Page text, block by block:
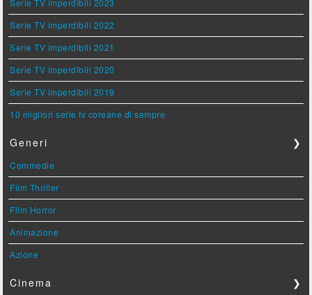
Serie TV imperdibili 2023
Serie TV imperdibili 2022
Serie TV imperdibili 2021
Serie TV imperdibili 2020
Serie TV imperdibili 2019
10 migliori serie tv coreane di sempre
Generi ❯
Commedie
Film Thriller
Film Horror
Animazione
Azione
Cinema ❯